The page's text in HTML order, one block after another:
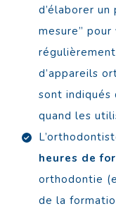
d’élaborer
mesure”
d’appareils
sont indiqués
quand les
heures de
orthodontie
de la